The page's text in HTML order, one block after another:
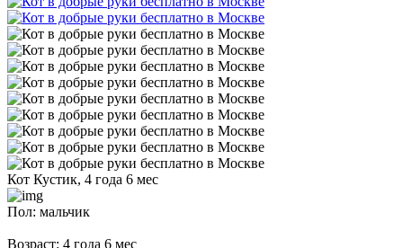
Кот Кустик, 4 года 6 мес
Пол: мальчик
Возраст: 4 года 6 мес